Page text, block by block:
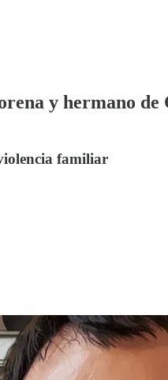
y hermano
familiar